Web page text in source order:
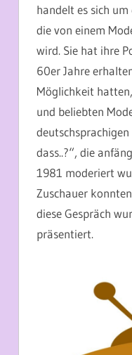
handelt es sich
die von einem
wird. Sie hat ihre
60er Jahre
Möglichkeit
und beliebten
dass..?“, die
1981 moderiert
Zuschauer
diese Gespräch
präsentiert.